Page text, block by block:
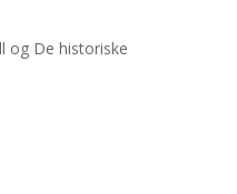
og De historiske